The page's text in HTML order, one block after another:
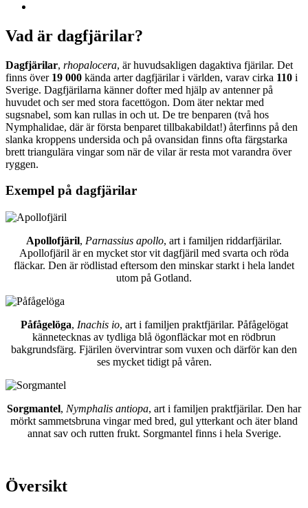
Vad är dagfjärilar?
Dagfjärilar, rhopalocera, är huvudsakligen dagaktiva fjärilar. Det
finns över 19 000 kända arter dagfjärilar i världen, varav cirka 110 i
Sverige. Dagfjärilarna känner dofter med hjälp av antenner på
huvudet och ser med stora facettögon. Dom äter nektar med
sugsnabel, som kan rullas in och ut. De tre benparen (två hos
Nymphalidae, där är första benparet tillbakabildat!) återfinns på den
slanka kroppens undersida och på ovansidan finns ofta färgstarka
brett triangulära vingar som när de vilar är resta mot varandra över
ryggen.
Exempel på dagfjärilar
Apollofjäril, Parnassius apollo, art i familjen riddarfjärilar.
Apollofjäril är en mycket stor vit dagfjäril med svarta och röda
fläckar. Den är rödlistad eftersom den minskar starkt i hela landet
utom på Gotland.
Påfågelöga, Inachis io, art i familjen praktfjärilar. Påfågelögat
kännetecknas av tydliga blå ögonfläckar mot en rödbrun
bakgrundsfärg. Fjärilen övervintrar som vuxen och därför kan den
ses mycket tidigt på våren.
Sorgmantel, Nymphalis antiopa, art i familjen praktfjärilar. Den har
mörkt sammetsbruna vingar med bred, gul ytterkant och äter bland
annat sav och rutten frukt. Sorgmantel finns i hela Sverige.
Översikt